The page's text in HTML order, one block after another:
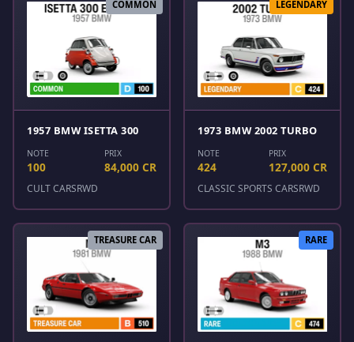
COMMON
1957 BMW ISETTA 300
NOTE
100
PRIX
84,000 CR
CULT CARSRWD
LEGENDARY
1973 BMW 2002 TURBO
NOTE
424
PRIX
127,000 CR
CLASSIC SPORTS CARSRWD
TREASURE CAR RARE